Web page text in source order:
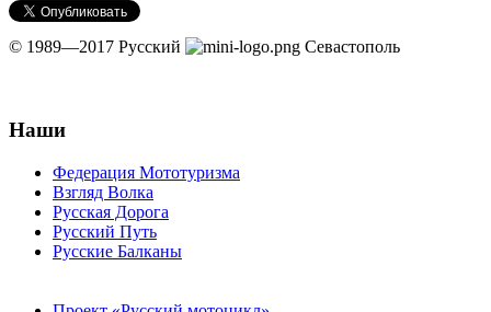
© 1989—2017 Русский Севастополь
Наши
Федерация Мототуризма
Взгляд Волка
Русская Дорога
Русский Путь
Русские Балканы